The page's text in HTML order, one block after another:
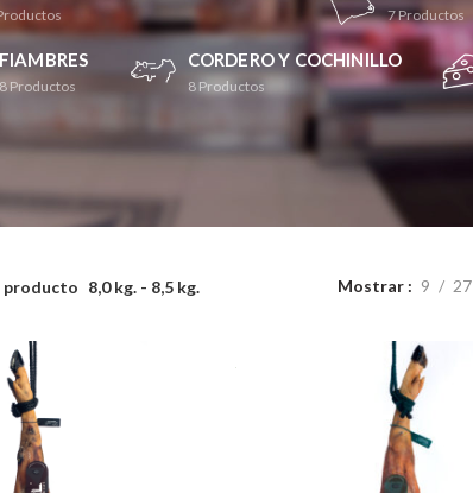
7Productos
FIAMBRES
8 Productos
CORDERO Y COCHINILLO
8 Productos
producto 8,0 kg. - 8,5 kg. Mostrar 9 27